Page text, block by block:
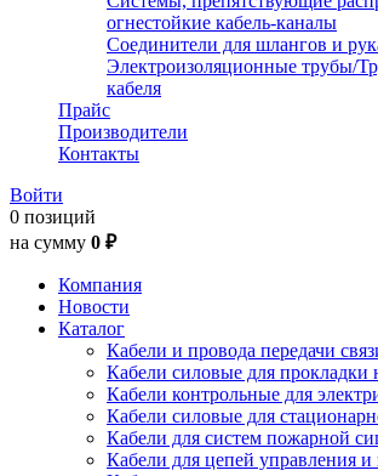
огнестойкие кабель-каналы
Соединители для шлангов и
Электроизоляционные трубы/
кабеля
Прайс
Производители
Контакты
Войти
0 позиций
на сумму 0 ₽
Компания
Новости
Каталог
Кабели и провода передачи
Кабели силовые для прокладки
Кабели контрольные для
Кабели силовые для
Кабели для систем пожарной
Кабели для цепей управления и